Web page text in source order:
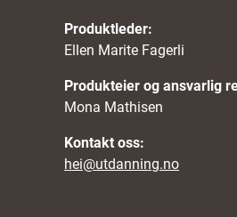
Produktleder:
Ellen Marite Fagerli
Produkteier og ansvarlig
Mona Mathisen
Kontakt oss:
hei@utdanning.no